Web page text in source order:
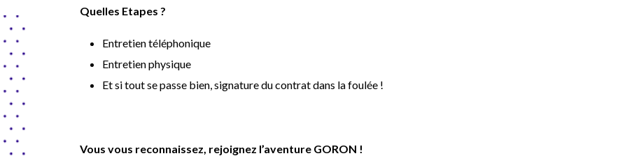
Quelles Etapes ?
Entretien téléphonique
Entretien physique
Et si tout se passe bien, signature du contrat dans la foulée !
Vous vous reconnaissez, rejoignez l’aventure GORON !